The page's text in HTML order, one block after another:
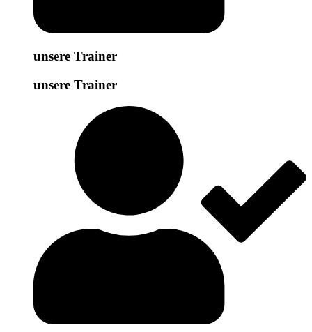
unsere Trainer
unsere Trainer